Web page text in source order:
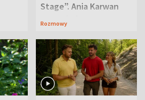
Stage”. Ania Karwan
zapowiada
Rozmowy